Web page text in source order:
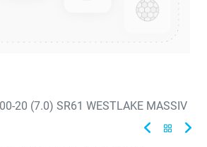
20 (7.0) SR61 WESTLAKE MASSIV